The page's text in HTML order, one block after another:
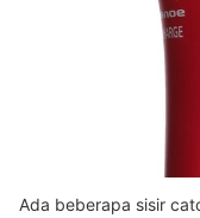
Ada beberapa sisir